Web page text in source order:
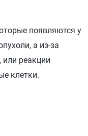
появляются у
а из-за
или реакции
клетки.